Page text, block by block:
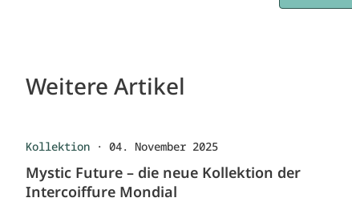
Weitere Artikel
Kollektion · 04. November 2025
Mystic Future – die neue Kollektion der
Intercoiffure Mondial